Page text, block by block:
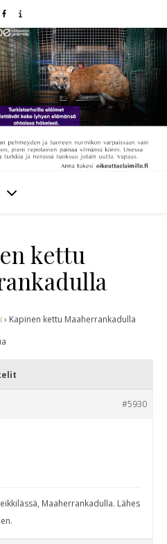
kettu
› Kapinen kettu Maaherrankadulla
#5930
Maaherrankadulla. Lähes